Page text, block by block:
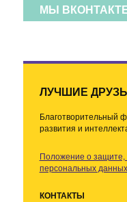
МЫ
ЛУЧШИЕ
Благотворительный
развития и
Положение о защите,
персональных данных
КОНТАКТЫ